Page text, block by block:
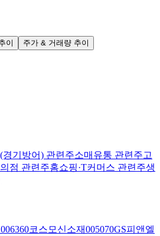
이 주가 & 거래량 추이
경기방어) 관련주소매유통 관련주고
점 관련주홈쇼핑·T커머스 관련주생
006360코스모신소재005070GS피앤엘